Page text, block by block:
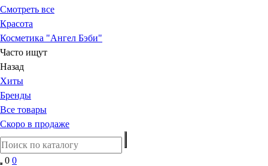
Смотреть все
Красота
Косметика "Ангел Бэби"
Часто ищут
Назад
Хиты
Бренды
Все товары
Скоро в продаже
0 0